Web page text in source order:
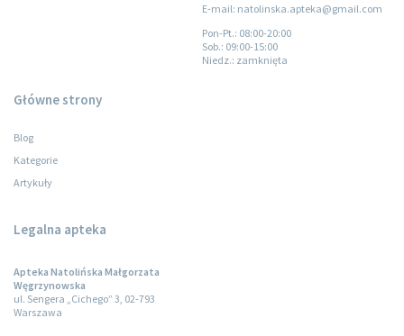
E-mail: natolinska.apteka@gmail.com
Pon-Pt.: 08:00-20:00
Sob.: 09:00-15:00
Niedz.: zamknięta
Główne strony
Blog
Kategorie
Artykuły
Legalna apteka
Apteka Natolińska Małgorzata
Węgrzynowska
ul. Sengera „Cichego” 3, 02-793
Warszawa